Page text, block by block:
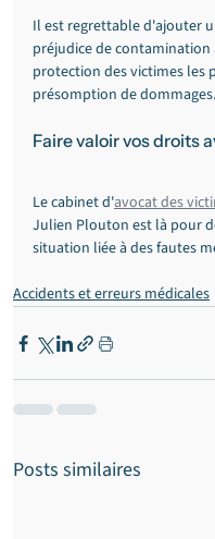
Il est regrettable d'ajouter
préjudice de
protection des victimes les
présomption de dommages.
Faire valoir vos droits
Le cabinet d'avocat des
Julien Plouton est là pour
situation liée à des fautes
Accidents et erreurs médicales
Posts similaires